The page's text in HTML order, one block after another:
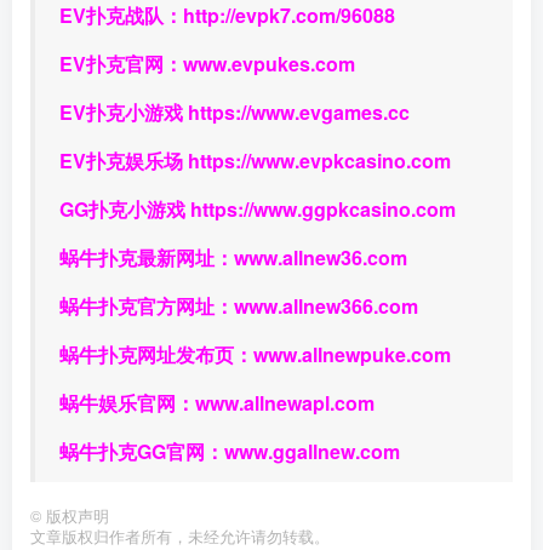
EV扑克战队： http://evpk7.com/96088
EV扑克官网： www.evpukes.com
EV扑克小游戏 https://www.evgames.cc
EV扑克娱乐场 https://www.evpkcasino.com
GG扑克小游戏 https://www.ggpkcasino.com
蜗牛扑克最新网址： www.allnew36.com
蜗牛扑克官方网址： www.allnew366.com
蜗牛扑克网址发布页： www.allnewpuke.com
蜗牛娱乐官网： www.allnewapl.com
蜗牛扑克GG官网： www.ggallnew.com
© 版权声明
文章版权归作者所有，未经允许请勿转载。